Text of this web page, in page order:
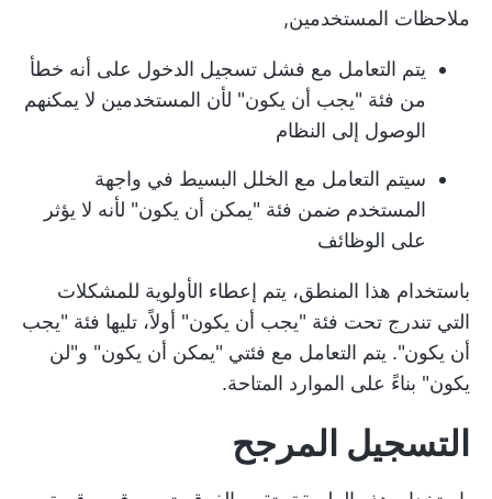
ملاحظات المستخدمين,
يتم التعامل مع فشل تسجيل الدخول على أنه خطأ
من فئة "يجب أن يكون" لأن المستخدمين لا يمكنهم
الوصول إلى النظام
سيتم التعامل مع الخلل البسيط في واجهة
المستخدم ضمن فئة "يمكن أن يكون" لأنه لا يؤثر
على الوظائف
باستخدام هذا المنطق، يتم إعطاء الأولوية للمشكلات
التي تندرج تحت فئة "يجب أن يكون" أولاً، تليها فئة "يجب
أن يكون". يتم التعامل مع فئتي "يمكن أن يكون" و"لن
يكون" بناءً على الموارد المتاحة.
التسجيل المرجح